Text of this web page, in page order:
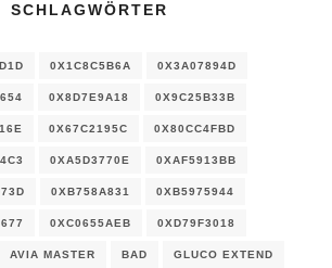
SCHLAGWÖRTER
0X1C8C5B6A 0X3A07894D
0X8D7E9A18 0X9C25B33B
0X67C2195C 0X80CC4FBD
0XA5D3770E 0XAF5913BB
0XB758A831 0XB5975944
0XC0655AEB 0XD79F3018
AVIA MASTER BAD GLUCO EXTEND